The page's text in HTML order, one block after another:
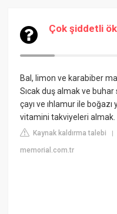
Çok şiddetli
Bal, limon ve karabiber
Sıcak duş almak ve
çayı ve ıhlamur ile
vitamini takviyeleri almak.
Kaynak kaldırma talebi
memorial.com.tr